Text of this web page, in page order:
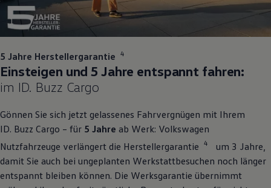
1
5 Jahre Herstellergarantie 4
Einsteigen und 5 Jahre entspannt fahren:
im ID. Buzz Cargo
Gönnen Sie sich jetzt gelassenes Fahrvergnügen mit Ihrem
ID. Buzz Cargo – für 5 Jahre ab Werk: Volkswagen
Nutzfahrzeuge verlängert die Herstellergarantie 4
um 3 Jahre,
damit Sie auch bei ungeplanten Werkstattbesuchen noch länger
entspannt bleiben können. Die Werksgarantie übernimmt